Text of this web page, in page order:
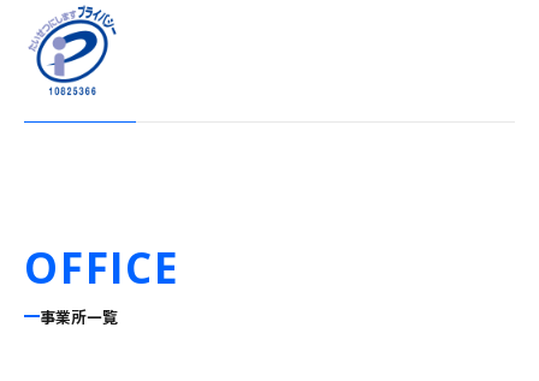
OFFICE
事業所一覧